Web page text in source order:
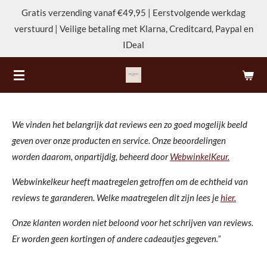
direct
hoofdinhoud
Gratis verzending vanaf €49,95 | Eerstvolgende werkdag
verstuurd | Veilige betaling met Klarna, Creditcard, Paypal en
IDeal
We vinden het belangrijk dat reviews een zo goed mogelijk beeld
geven over onze producten en service. Onze beoordelingen
worden daarom, onpartijdig, beheerd doorWebwinkelKeur.
Webwinkelkeur heeft maatregelen getroffen om de echtheid van
reviews te garanderen. Welke maatregelen dit zijn lees jehier.
Onze klanten worden niet beloond voor het schrijven van reviews.
Er worden geen kortingen of andere cadeautjes gegeven.”